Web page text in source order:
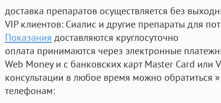
доставка препаратов осуществляется без
VIP клиентов: Сиалис и другие препараты для
Показания доставляются круглосуточно
оплата принимаются через электронные
Web Money и с банковских карт Master Card или
консультации в любое время можно обратиться
телефонам: